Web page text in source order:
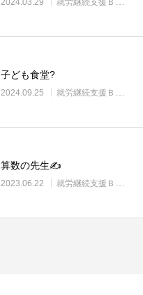
子ども食堂?
2024.09.25 就労継続支援Ｂ型・ニコサービス城東センター
算数の先生✍
2023.06.22 就労継続支援Ｂ型・ニコサービス城東センター